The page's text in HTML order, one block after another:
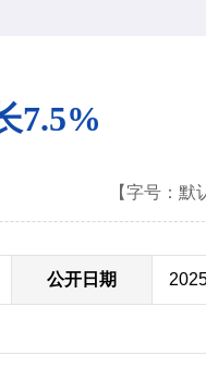
7.5%
【字号： 默
公开日期